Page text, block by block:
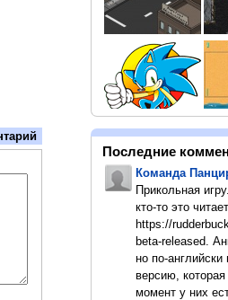
Последние
Команда
Прикольная
кто-то это
https://
beta-released.
но по-
версию,
момент у них